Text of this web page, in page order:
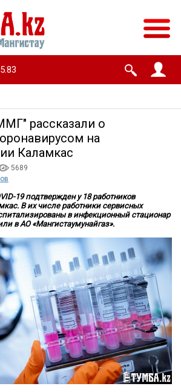
рассказали о
на
Каламкас
5689
19 подтвержден у 18 работников
В их числе работники сервисных
в инфекционный стационар
в АО «Мангистаумунайгаз».